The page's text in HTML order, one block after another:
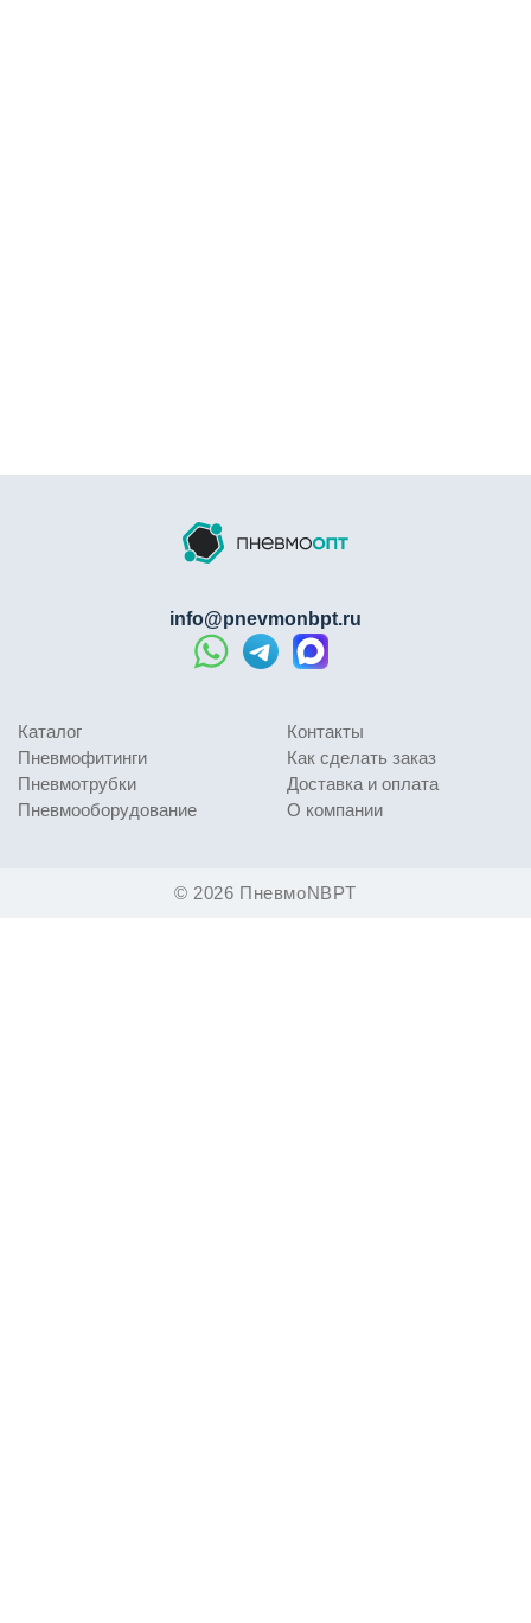
© 2026 ПневмоNBPT
Каталог
Пневмофитинги
Пневмотрубки
Пневмооборудование
Контакты
Как сделать заказ
Доставка и оплата
О компании
info@pnevmonbpt.ru